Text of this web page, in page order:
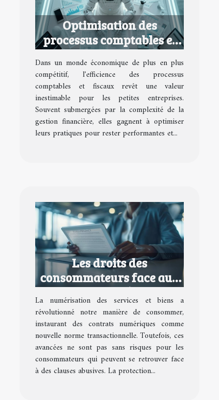
Optimisation des
processus comptables et
fiscaux pour petites
entreprises
Dans un monde économique de plus en plus
compétitif, l'efficience des processus
comptables et fiscaux revêt une valeur
inestimable pour les petites entreprises.
Souvent submergées par la complexité de la
gestion financière, elles gagnent à optimiser
leurs pratiques pour rester performantes et...
Les droits des
consommateurs face aux
contrats numériques
abusifs
La numérisation des services et biens a
révolutionné notre manière de consommer,
instaurant des contrats numériques comme
nouvelle norme transactionnelle. Toutefois, ces
avancées ne sont pas sans risques pour les
consommateurs qui peuvent se retrouver face
à des clauses abusives. La protection...